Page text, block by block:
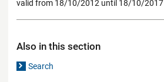
valid from 18/10/2012 until 18/10/2017
Also in this section
Search